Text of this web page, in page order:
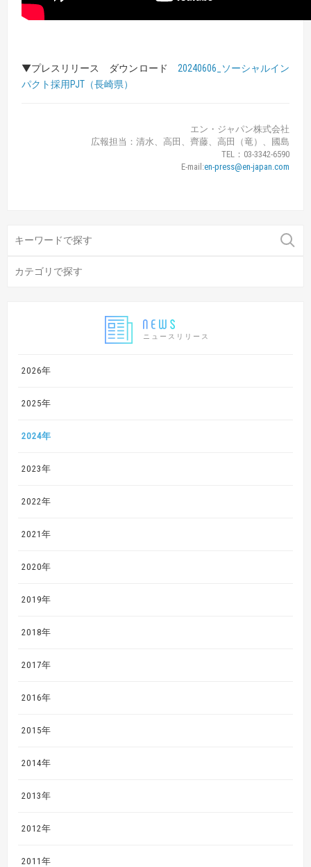
ニュースリリース
2026年
2025年
2024年
2023年
2022年
2021年
2020年
2019年
2018年
2017年
2016年
2015年
2014年
2013年
2012年
2011年
▼プレスリリース ダウンロード 20240606_ソーシャルイン
パクト採用PJT（長崎県）
エン・ジャパン株式会社
広報担当：清水、高田、齊藤、高田（竜）、國島
TEL：03-3342-6590
E-mail:en-press@en-japan.com